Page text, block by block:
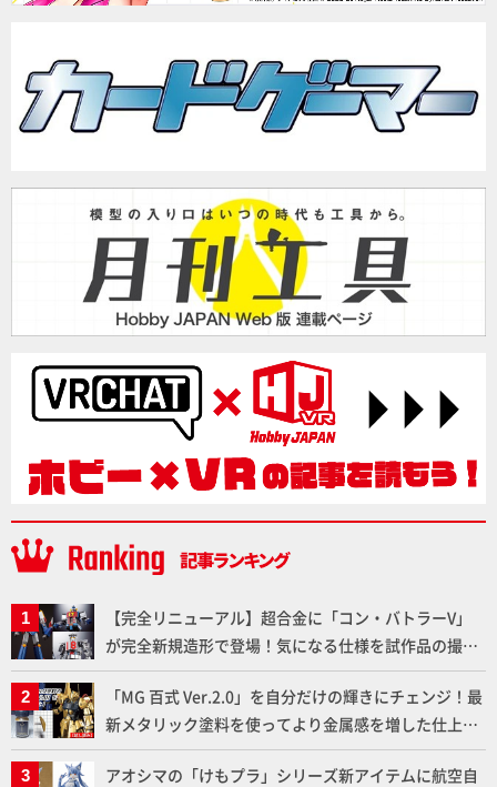
【完全リニューアル】超合金に「コン・バトラーV」
が完全新規造形で登場！気になる仕様を試作品の撮り
下ろしでご紹介!!さらに「大鉄人17」＆「ワンエイ
ト」セット情報もお届け！【超合金の魂】
「MG 百式 Ver.2.0」を自分だけの輝きにチェンジ！最
新メタリック塗料を使ってより金属感を増した仕上が
りに!!【試し読み】
アオシマの「けもプラ」シリーズ新アイテムに航空自